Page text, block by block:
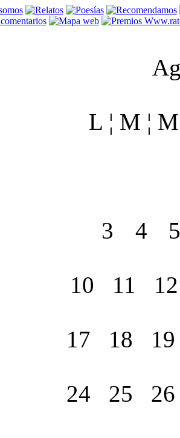
L ¦ M ¦
3 4
10 11
17 18
24 25